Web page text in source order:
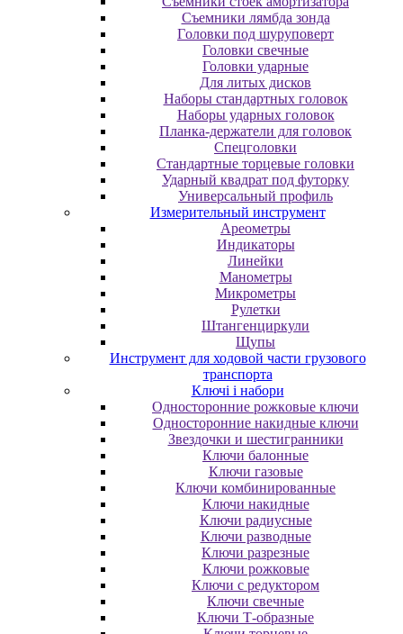
Cъeмники лямбдa зoндa
Гoлoвки пoд шуpупoвepт
Головки свечные
Головки ударные
Для литых дисков
Наборы стандартных головок
Наборы ударных головок
Планка-держатели для головок
Спецголовки
Стандартные торцевые головки
Ударный квадрат под футорку
Универсальный профиль
Измерительный инструмент
Ареометры
Индикаторы
Линейки
Манометры
Микрометры
Рулетки
Штангенциркули
Щупы
Инструмент для ходовой части грузового
транспорта
Ключі і набори
Oднocтopoнниe poжкoвыe ключи
Oднocтopoнниe нaкидныe ключи
Звездочки и шестигранники
Ключи балонные
Ключи газовые
Ключи комбинированные
Ключи накидные
Ключи радиусные
Ключи разводные
Ключи разрезные
Ключи рожковые
Ключи с редуктором
Ключи свечные
Ключи Т-образные